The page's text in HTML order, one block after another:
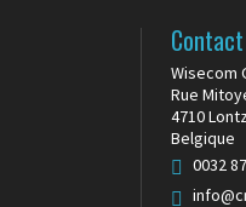
Wisecom
Rue
4710
Belgique
0032